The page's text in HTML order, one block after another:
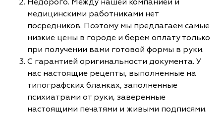
медицинскими работниками нет
посредников. Поэтому мы предлагаем самые
низкие цены в городе и берем оплату только
при получении вами готовой формы в руки.
С гарантией оригинальности документа. У
нас настоящие рецепты, выполненные на
типографских бланках, заполненные
психиатрами от руки, заверенные
настоящими печатями и живыми подписями.